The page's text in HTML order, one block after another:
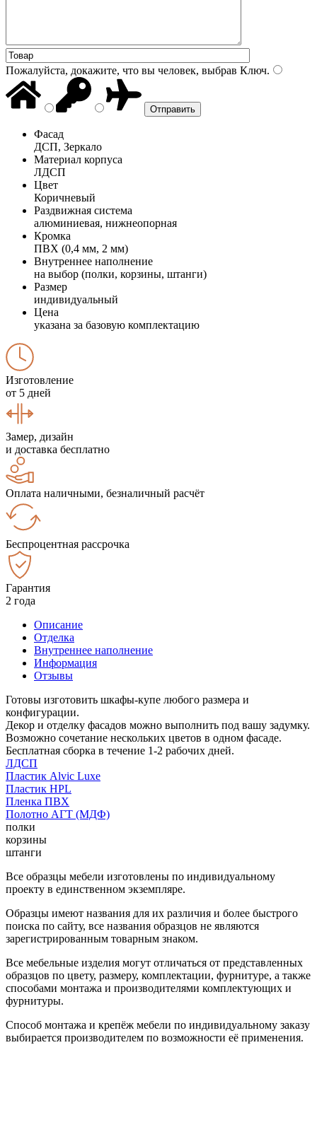
Пожалуйста, докажите, что вы человек, выбрав Ключ.
Фасад
ДСП, Зеркало
Материал корпуса
ЛДСП
Цвет
Коричневый
Раздвижная система
алюминиевая, нижнеопорная
Кромка
ПВХ (0,4 мм, 2 мм)
Внутреннее наполнение
на выбор (полки, корзины, штанги)
Размер
индивидуальный
Цена
указана за базовую комплектацию
Изготовление
от 5 дней
Замер, дизайн
и доставка бесплатно
Оплата наличными, безналичный расчёт
Беспроцентная рассрочка
Гарантия
2 года
Описание
Отделка
Внутреннее наполнение
Информация
Отзывы
Готовы изготовить шкафы-купе любого размера и
конфигурации.
Декор и отделку фасадов можно выполнить под вашу задумку.
Возможно сочетание нескольких цветов в одном фасаде.
Бесплатная сборка в течение 1-2 рабочих дней.
ЛДСП
Пластик Alvic Luxe
Пластик HPL
Пленка ПВХ
Полотно АГТ (МДФ)
полки
корзины
штанги
Все образцы мебели изготовлены по индивидуальному
проекту в единственном экземпляре.
Образцы имеют названия для их различия и более быстрого
поиска по сайту, все названия образцов не являются
зарегистрированным товарным знаком.
Все мебельные изделия могут отличаться от представленных
образцов по цвету, размеру, комплектации, фурнитуре, а также
способами монтажа и производителями комплектующих и
фурнитуры.
Способ монтажа и крепёж мебели по индивидуальному заказу
выбирается производителем по возможности её применения.